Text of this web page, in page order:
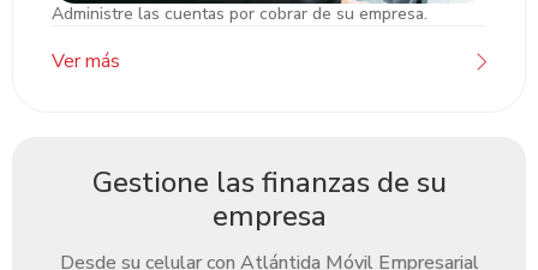
Unipago Atlántida
Administre las cuentas por cobrar de su empresa.
Ver más
Gestione las finanzas de su
empresa
Desde su celular con Atlántida Móvil Empresarial